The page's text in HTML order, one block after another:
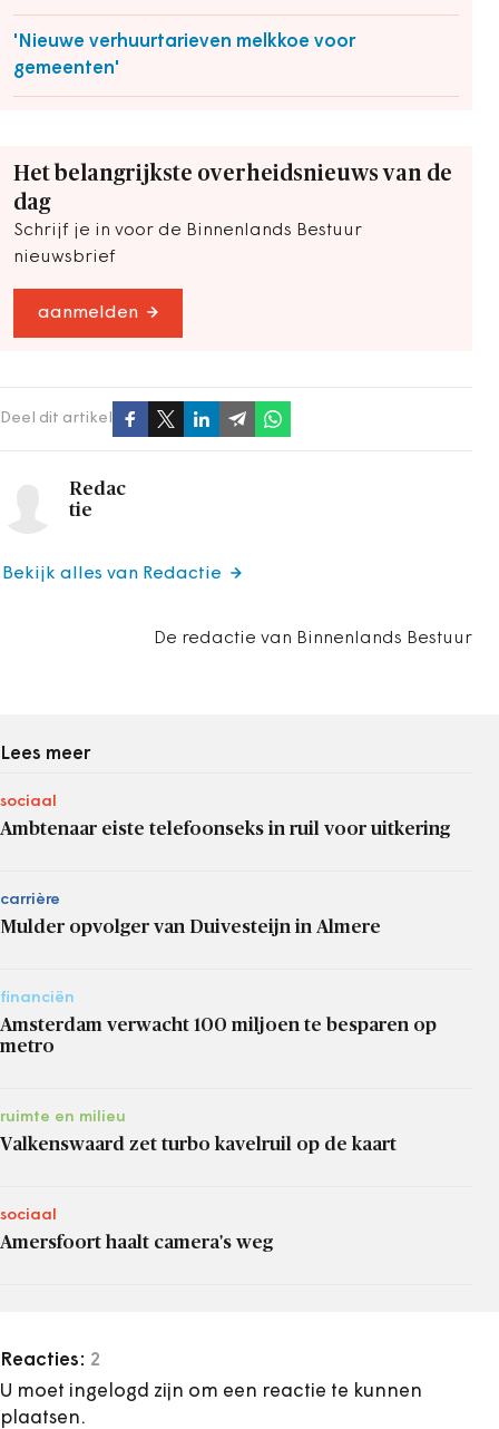
'Nieuwe verhuurtarieven melkkoe voor
gemeenten'
Het belangrijkste overheidsnieuws van de
dag
Schrijf je in voor de Binnenlands Bestuur
nieuwsbrief
aanmelden
Deel dit artikel
Redac
tie
De redactie van Binnenlands Bestuur
Bekijk alles van Redactie
Lees meer
sociaal
Ambtenaar eiste telefoonseks in ruil voor uitkering
carrière
Mulder opvolger van Duivesteijn in Almere
financiën
Amsterdam verwacht 100 miljoen te besparen op
metro
ruimte en milieu
Valkenswaard zet turbo kavelruil op de kaart
sociaal
Amersfoort haalt camera's weg
Reacties: 2
U moet ingelogd zijn om een reactie te kunnen
plaatsen.